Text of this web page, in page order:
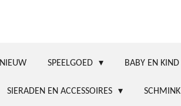
NIEUW SPEELGOED BABY EN KIND
SIERADEN EN ACCESSOIRES SCHMINK